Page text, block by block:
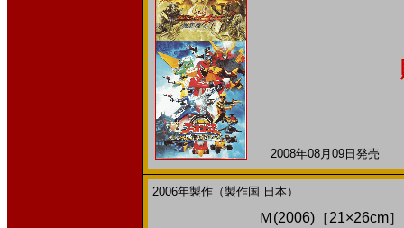
2008年08月09日発売
2006年製作（製作国 日本）
Ｍ(2006)［21×26cm］